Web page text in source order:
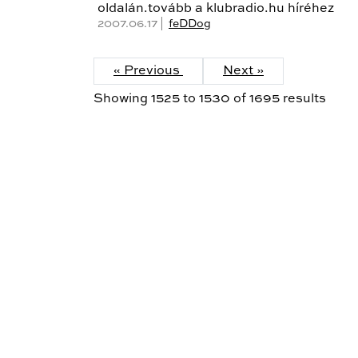
oldalán.tovább a klubradio.hu híréhez
2007.06.17 | feDDog
« Previous Next »
Showing 1525 to 1530 of 1695 results